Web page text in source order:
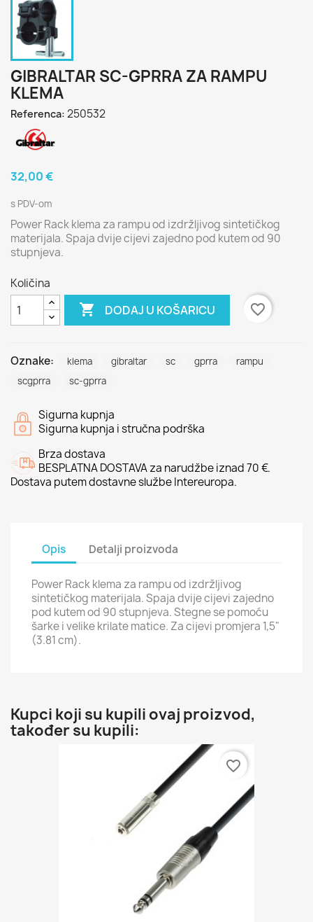
GIBRALTAR SC-GPRRA ZA RAMPU
KLEMA
Referenca: 250532
32,00 €
s PDV-om
Power Rack klema za rampu od izdržljivog sintetičkog
materijala. Spaja dvije cijevi zajedno pod kutem od 90
stupnjeva.
Količina
 DODAJ U KOŠARICU favorite_border
Oznake: klema gibraltar sc gprra
rampu
scgprra
sc-gprra
Sigurna kupnja
Sigurna kupnja i stručna podrška
Brza dostava
BESPLATNA DOSTAVA za narudžbe iznad 70 €.
Dostava putem dostavne službe Intereuropa.
Opis Detalji proizvoda
Power Rack klema za rampu od izdržljivog
sintetičkog materijala. Spaja dvije cijevi zajedno
pod kutem od 90 stupnjeva. Stegne se pomoću
šarke i velike krilate matice. Za cijevi promjera 1,5"
(3.81 cm).
Kupci koji su kupili ovaj proizvod,
također su kupili:
favorite_border